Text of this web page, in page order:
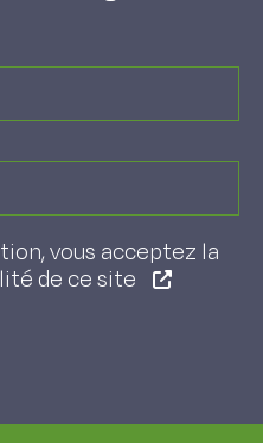
vous acceptez la
de ce site